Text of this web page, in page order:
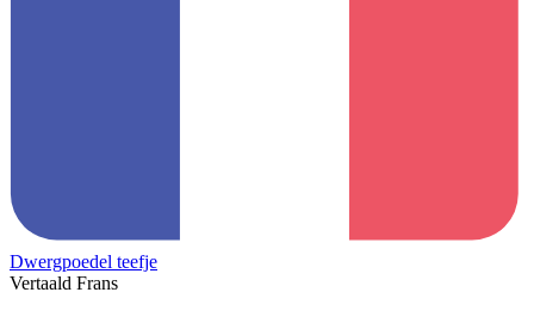
Dwergpoedel teefje
Vertaald Frans